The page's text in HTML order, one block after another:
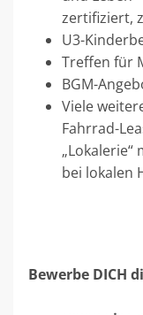
zertifiziert,
U3-
Treffen für
BGM-
Viele
Fahrrad-
bei lokalen
Bewerbe DICH